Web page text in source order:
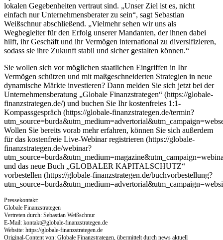
lokalen Gegebenheiten vertraut sind. „Unser Ziel ist es, nicht
einfach nur Unternehmensberater zu sein“, sagt Sebastian
Weißschnur abschließend. „Vielmehr sehen wir uns als
Wegbegleiter für den Erfolg unserer Mandanten, der ihnen dabei
hilft, ihr Geschäft und ihr Vermögen international zu diversifizieren,
sodass sie ihre Zukunft stabil und sicher gestalten können.“
Sie wollen sich vor möglichen staatlichen Eingriffen in Ihr
Vermögen schützen und mit maßgeschneiderten Strategien in neue
dynamische Märkte investieren? Dann melden Sie sich jetzt bei der
Unternehmensberatung „Globale Finanzstrategen“ (https://globale-
finanzstrategen.de/) und buchen Sie Ihr kostenfreies 1:1-
Kompassgespräch (https://globale-finanzstrategen.de/termin?
Wollen Sie bereits vorab mehr erfahren, können Sie sich außerdem
für das kostenfreie Live-Webinar registrieren (https://globale-
finanzstrategen.de/webinar?
und das neue Buch „GLOBALER KAPITALSCHUTZ“
vorbestellen (https://globale-finanzstrategen.de/buchvorbestellung?
Pressekontakt:
Globale Finanzstrategen
Vertreten durch: Sebastian Weißschnur
E-Mail: kontakt@globale-finanzstrategen.de
Website: https://globale-finanzstrategen.de
Original-Content von: Globale Finanzstrategen, übermittelt durch news aktuell